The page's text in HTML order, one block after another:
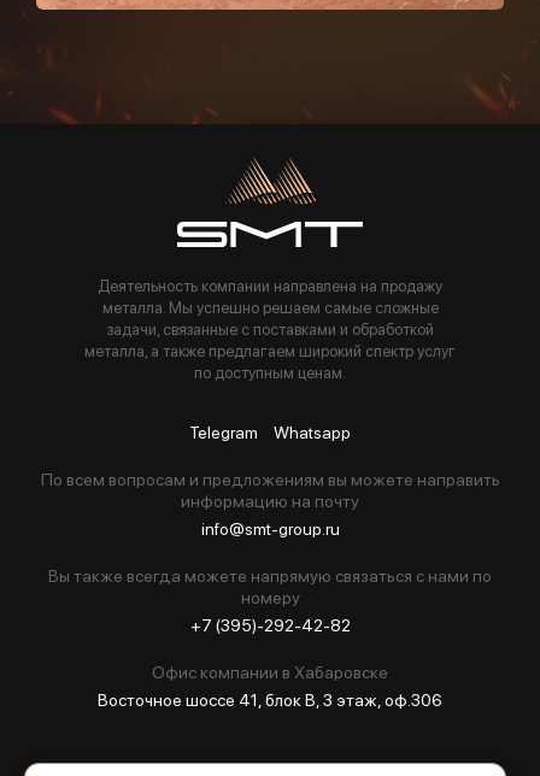
Пользуясь данной формой вы соглашаетесь с политикой компании
Деятельность компании направлена на продажу
металла. Мы успешно решаем самые сложные
задачи, связанные с поставками и обработкой
металла, а также предлагаем широкий спектр услуг
по доступным ценам.
Telegram Whatsapp
По всем вопросам и предложениям вы можете направить
информацию на почту
info@smt-group.ru
Вы также всегда можете напрямую связаться с нами по
номеру
+7 (395)-292-42-82
Офис компании в Хабаровске
Восточное шоссе 41, блок В, 3 этаж, оф.306